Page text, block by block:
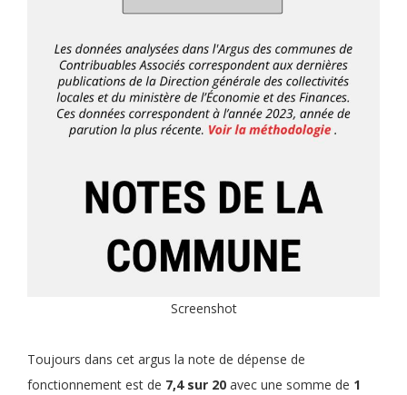
Screenshot
Toujours dans cet argus la note de dépense de
fonctionnement est de 7,4 sur 20 avec une somme de 1